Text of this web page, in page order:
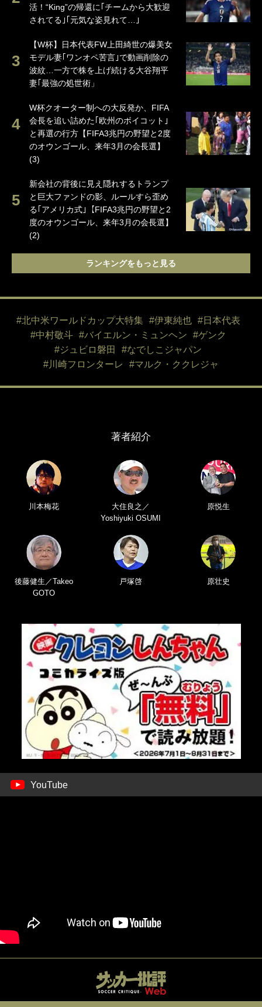
活！“King”の帰還に｢チームから大歓迎
されてる｣｢元気な姿見れて…｣
【W杯】日本代表FW上田綺世の爆美女
モデル妻｢ワンオペ苦言｣で動画削除の
波紋…一方で株を上げ続ける大谷翔平
妻｢最強の処世術」
W杯クオーター制への大反発か、FIFA
会長を追い詰めた｢欧州のボイコット｣
と再選の行方【FIFA3兆円の野望と2度
のオウンゴール、来年3月の会長選】
(3)
新会社の背後に見え隠れするトランプ
と巨大ファンドの影、ルールすら歪め
る｢アメリカ式｣【FIFA3兆円の野望と2
度のオウンゴール、来年3月の会長選】
(2)
ランキングをもっと見る
#北中米ワールドカップ大特集 #伊東純也
#日本代表
#中村敬斗
#バイエルン・ミュンヘン
#ゲンク
#ジュビロ磐田
#なでしこジャパン
#川崎フロンターレ
#マルク・ククレジャ
著者紹介
川本梅花
大住良之／
Yoshiyuki OSUMI
原悦生
後藤健生／Takeo
GOTO
戸塚啓 原壮史
YouTube